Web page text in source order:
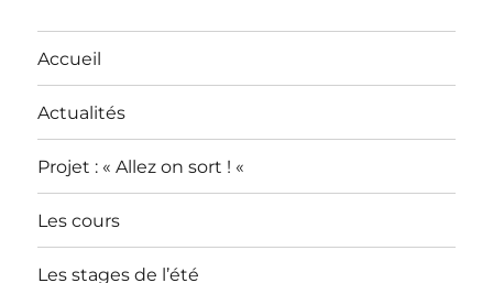
Accueil
Actualités
Projet : « Allez on sort ! «
Les cours
Les stages de l’été